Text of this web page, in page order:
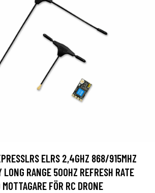
ELRS 2,4GHZ 868/915MHZ
RANGE 500HZ REFRESH RATE
FÖR RC DRONE